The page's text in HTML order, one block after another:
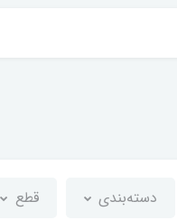
دسته‌بندی قطع